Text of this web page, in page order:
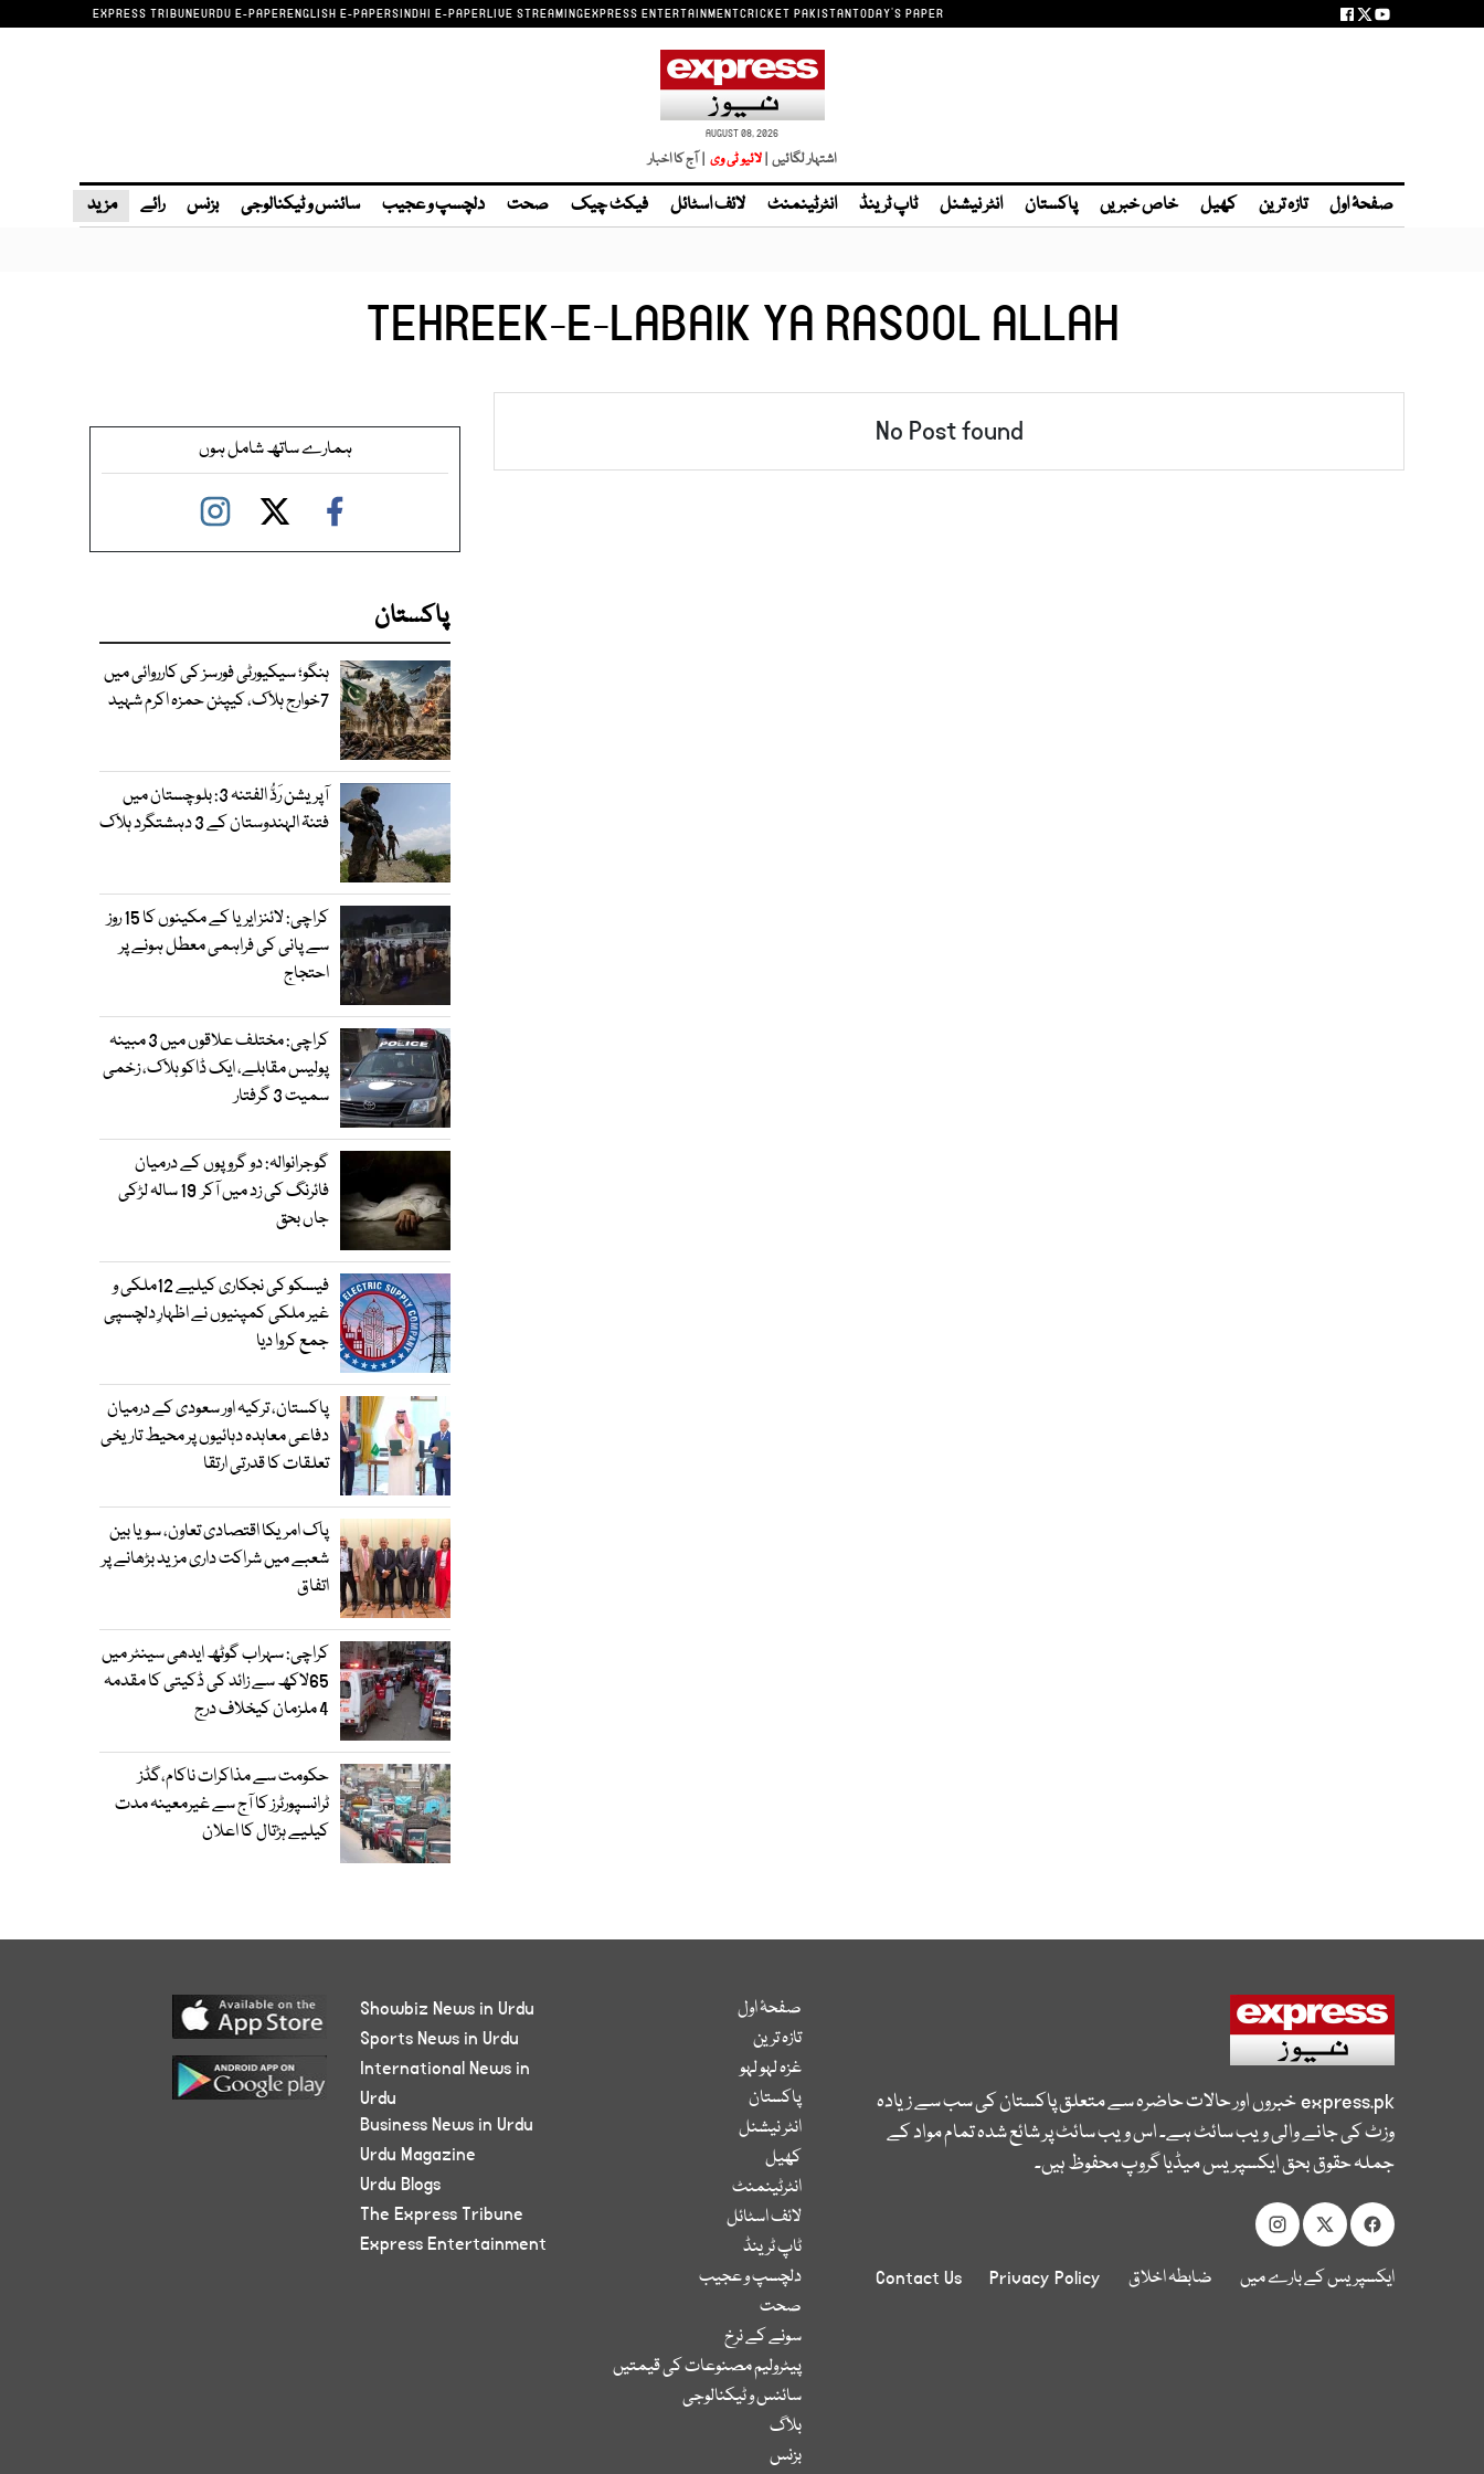
EXPRESS TRIBUNEURDU E-PAPERENGLISH E-PAPERSINDHI E-PAPERLIVE STREAMINGEXPRESS ENTERTAINMENTCRICKET PAKISTANTODAY'S PAPER
AUGUST 08, 2026
اشتہار لگائیں | | آج کا اخبار
صفحۂ اول تازہ ترین کھیل خاص خبریں پاکستان انٹر نیشنل ٹاپ ٹرینڈ انٹرٹینمنٹ لائف اسٹائل فیکٹ چیک صحت دلچسپ و عجیب سائنس و ٹیکنالوجی بزنس رائے مزید
TEHREEK-E-LABAIK YA RASOOL ALLAH
No Post found ہمارے ساتھ شامل ہوں
پاکستان
ہنگو؛ سیکیورٹی فورسز کی کارروائی میں
7خوارج ہلاک، کیپٹن حمزہ اکرم شہید
آپریشن رَدُّ الفتنہ 3: بلوچستان میں
فتنۃ الہندوستان کے 3 دہشتگرد ہلاک
کراچی: لائنز ایریا کے مکینوں کا 15 روز
سے پانی کی فراہمی معطل ہونے پر
احتجاج
کراچی: مختلف علاقوں میں 3 مبینہ
پولیس مقابلے، ایک ڈاکو ہلاک، زخمی
سمیت 3 گرفتار
گوجرانوالہ: دو گروپوں کے درمیان
فائرنگ کی زد میں آکر 19 سالہ لڑکی
جاں بحق
فیسکو کی نجکاری کیلیے 12ملکی و
غیر ملکی کمپنیوں نے اظہارِ دلچسپی
جمع کروا دیا
پاکستان، ترکیہ اور سعودی کے درمیان
دفاعی معاہدہ دہائیوں پر محیط تاریخی
تعلقات کا قدرتی ارتقا
پاک امریکا اقتصادی تعاون، سویا بین
شعبے میں شراکت داری مزید بڑھانے پر
اتفاق
کراچی: سہراب گوٹھ ایدھی سینٹر میں
65لاکھ سے زائد کی ڈکیتی کا مقدمہ
4 ملزمان کیخلاف درج
حکومت سے مذاکرات ناکام،گڈز
ٹرانسپورٹرز کا آج سے غیرمعینہ مدت
کیلیے ہڑتال کا اعلان
express.pkخبروں اور حالات حاضرہ سے متعلق پاکستان کی سب سے زیادہ
وزٹ کی جانے والی ویب سائٹ ہے۔ اس ویب سائٹ پر شائع شدہ تمام مواد کے
جملہ حقوق بحق ایکسپریس میڈیا گروپ محفوظ ہیں۔
ایکسپریس کے بارے میں ضابطہ اخلاق Privacy Policy
Contact Us
صفحۂ اول
تازہ ترین
غزہ لہو لہو
پاکستان
انٹر نیشنل
کھیل
انٹرٹینمنٹ
لائف اسٹائل
ٹاپ ٹرینڈ
دلچسپ و عجیب
صحت
سونے کے نرخ
پیٹرولیم مصنوعات کی قیمتیں
سائنس و ٹیکنالوجی
بلاگ
بزنس
Showbiz News in Urdu
Sports News in Urdu
International News in
Urdu
Business News in Urdu
Urdu Magazine
Urdu Blogs
The Express Tribune
Express Entertainment